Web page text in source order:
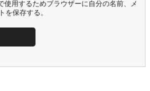
使用するためブラウザーに自分の名前、メ
を保存する。